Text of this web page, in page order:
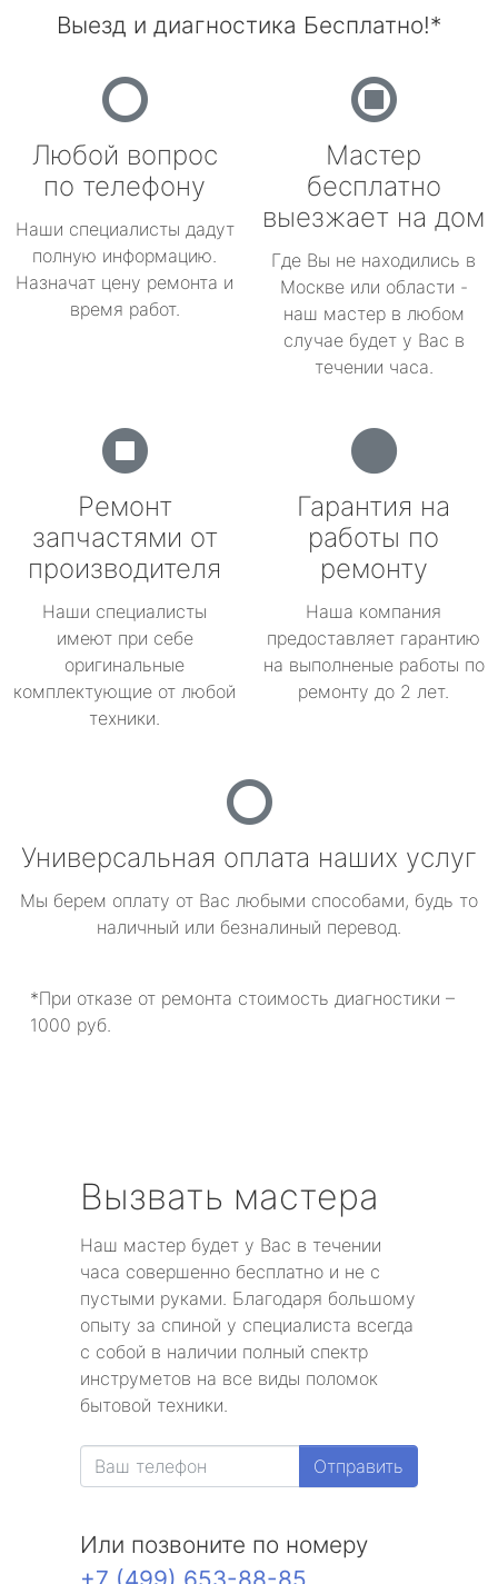
Выезд и диагностика Бесплатно!*
Любой вопрос
по телефону
Наши специалисты дадут
полную информацию.
Назначат цену ремонта и
время работ.
Мастер
бесплатно
выезжает на дом
Где Вы не находились в
Москве или области -
наш мастер в любом
случае будет у Вас в
течении часа.
Ремонт
запчастями от
производителя
Наши специалисты
имеют при себе
оригинальные
комплектующие от любой
техники.
Гарантия на
работы по
ремонту
Наша компания
предоставляет гарантию
на выполненые работы по
ремонту до 2 лет.
Универсальная оплата наших услуг
Мы берем оплату от Вас любыми способами, будь то
наличный или безналиный перевод.
*При отказе от ремонта стоимость диагностики –
1000 руб.
Вызвать мастера
Наш мастер будет у Вас в течении
часа совершенно бесплатно и не с
пустыми руками. Благодаря большому
опыту за спиной у специалиста всегда
с собой в наличии полный спектр
инструметов на все виды поломок
бытовой техники.
Отправить
Или позвоните по номеру